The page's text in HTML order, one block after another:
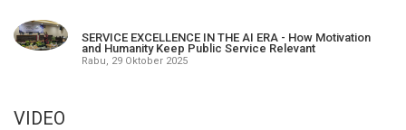
SERVICE EXCELLENCE IN THE AI ERA - How Motivation
and Humanity Keep Public Service Relevant
Rabu, 29 Oktober 2025
VIDEO